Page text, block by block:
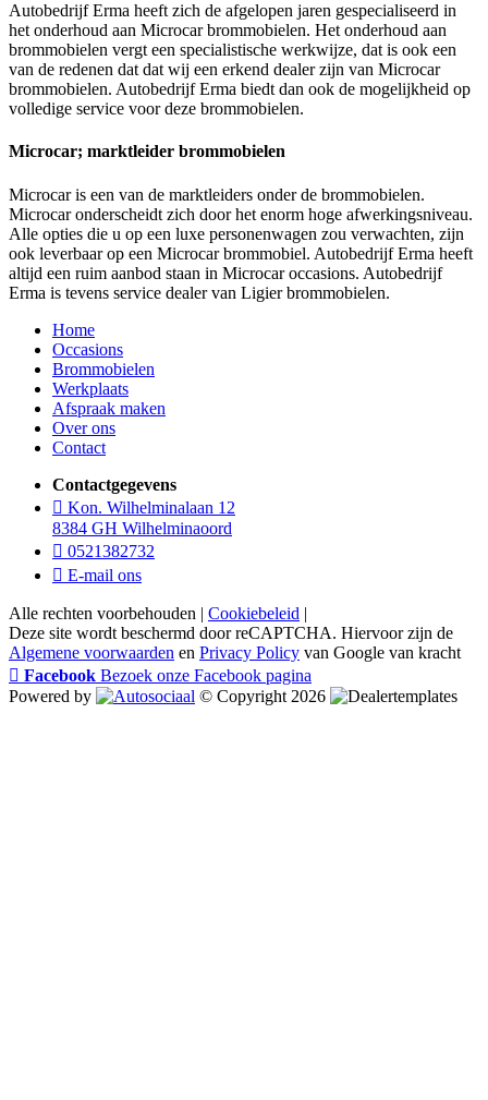
Autobedrijf Erma heeft zich de afgelopen jaren gespecialiseerd in
het onderhoud aan Microcar brommobielen. Het onderhoud aan
brommobielen vergt een specialistische werkwijze, dat is ook een
van de redenen dat dat wij een erkend dealer zijn van Microcar
brommobielen. Autobedrijf Erma biedt dan ook de mogelijkheid op
volledige service voor deze brommobielen.
Microcar; marktleider brommobielen
Microcar is een van de marktleiders onder de brommobielen.
Microcar onderscheidt zich door het enorm hoge afwerkingsniveau.
Alle opties die u op een luxe personenwagen zou verwachten, zijn
ook leverbaar op een Microcar brommobiel. Autobedrijf Erma heeft
altijd een ruim aanbod staan in Microcar occasions. Autobedrijf
Erma is tevens service dealer van Ligier brommobielen.
Home
Occasions
Brommobielen
Werkplaats
Afspraak maken
Over ons
Contact
Contactgegevens
Kon. Wilhelminalaan 12
8384 GH Wilhelminaoord
0521382732
E-mail ons
Alle rechten voorbehouden | Cookiebeleid |
Deze site wordt beschermd door reCAPTCHA. Hiervoor zijn de
Algemene voorwaarden en Privacy Policy van Google van kracht
Facebook Bezoek onze Facebook pagina
Powered by
© Copyright 2026